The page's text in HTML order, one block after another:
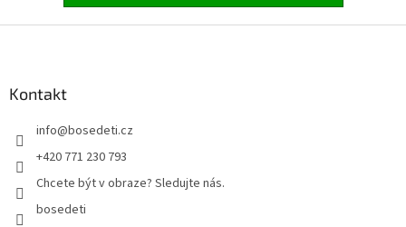
Kontakt
info@bosedeti.cz
+420 771 230 793
Chcete být v obraze? Sledujte nás.
bosedeti